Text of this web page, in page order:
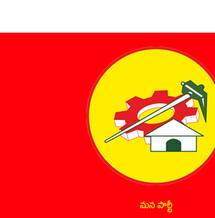
మన పార్టీ